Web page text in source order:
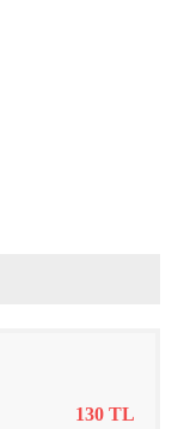
130 TL